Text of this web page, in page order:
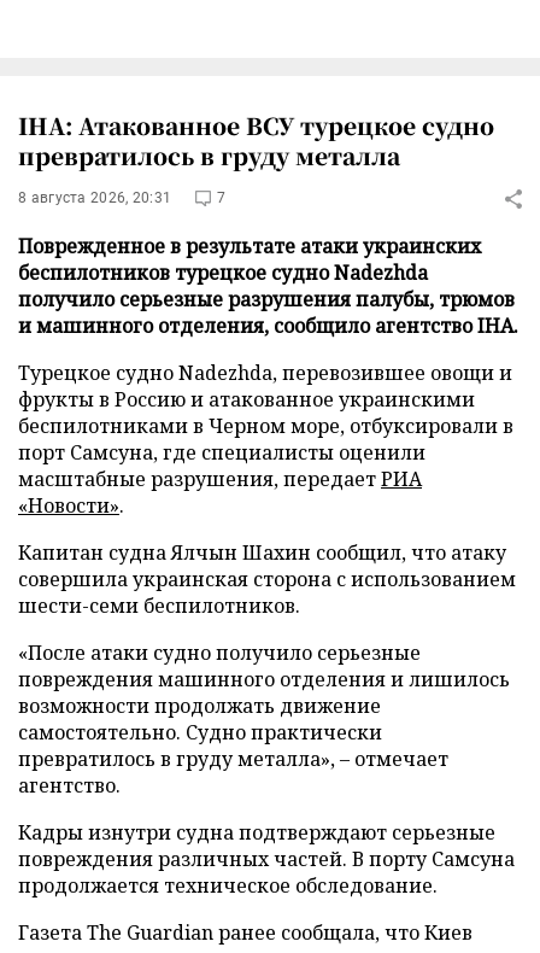
IHA: Атакованное ВСУ турецкое судно
превратилось в груду металла
8 августа 2026, 20:31 7
Поврежденное в результате атаки украинских
беспилотников турецкое судно Nadezhda
получило серьезные разрушения палубы, трюмов
и машинного отделения, сообщило агентство IHA.
Турецкое судно Nadezhda, перевозившее овощи и
фрукты в Россию и атакованное украинскими
беспилотниками в Черном море, отбуксировали в
порт Самсуна, где специалисты оценили
масштабные разрушения, передаетРИА
«Новости».
Капитан судна Ялчын Шахин сообщил, что атаку
совершила украинская сторона с использованием
шести-семи беспилотников.
«После атаки судно получило серьезные
повреждения машинного отделения и лишилось
возможности продолжать движение
самостоятельно. Судно практически
превратилось в груду металла», – отмечает
агентство.
Кадры изнутри судна подтверждают серьезные
повреждения различных частей. В порту Самсуна
продолжается техническое обследование.
Газета The Guardian ранее сообщала, что Киев